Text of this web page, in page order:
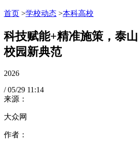
首页 >学校动态 >本科高校
科技赋能+精准施策，泰
校园新典范
2026
/ 05/29 11:14
来源：
大众网
作者：